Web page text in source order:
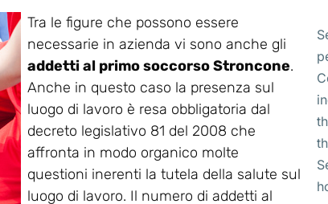
Tra le figure che possono essere
necessarie in azienda vi sono anche gli
addetti al primo soccorso Stroncone.
Anche in questo caso la presenza sul
luogo di lavoro è resa obbligatoria dal
decreto legislativo 81 del 2008 che
affronta in modo organico molte
questioni inerenti la tutela della salute sul
luogo di lavoro. Il numero di addetti al